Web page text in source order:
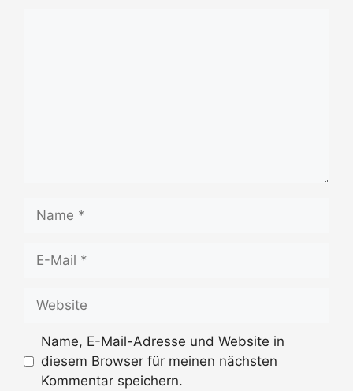
Name
Website
Name, E-Mail-Adresse und Website in
diesem Browser für meinen nächsten
Kommentar speichern.